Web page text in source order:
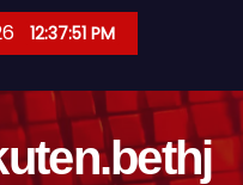
12:37:52 PM